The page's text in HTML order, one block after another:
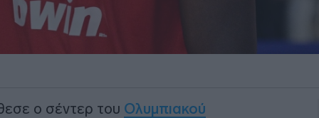
ο σέντερ του Ολυμπιακού